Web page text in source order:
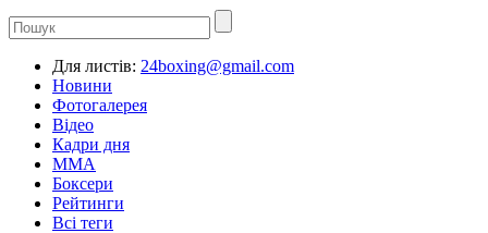
Для листів: 24boxing@gmail.com
Новини
Фотогалерея
Відео
Кадри дня
ММА
Боксери
Рейтинги
Всі теги